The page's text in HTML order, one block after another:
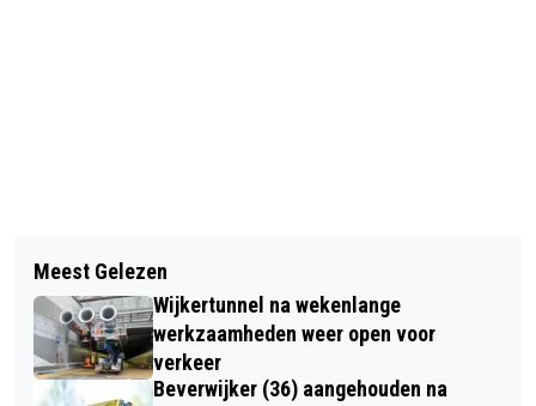
AZ VERRAST MET RUIME ZEGE (4-1)
OP TURKSE KOPLOPER GALATASARAY
ZWIEREN OP IJSBAAN DE MEENT
TIJDENS WEDSTRIJD SCHOONRIJDEN
Meest Gelezen
Wijkertunnel na wekenlange
werkzaamheden weer open voor
verkeer
Beverwijker (36) aangehouden na